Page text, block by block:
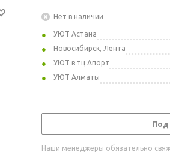
Нет в наличии
УЮТ Астана
Новосибирск, Лента
УЮТ в тц Апорт
УЮТ Алматы
Под
Наши менеджеры обязательно